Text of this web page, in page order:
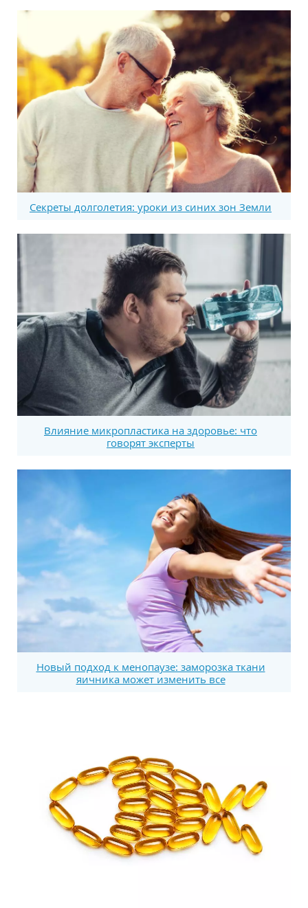
Секреты долголетия: уроки из синих зон Земли
Влияние микропластика на здоровье: что
говорят эксперты
Новый подход к менопаузе: заморозка ткани
яичника может изменить все